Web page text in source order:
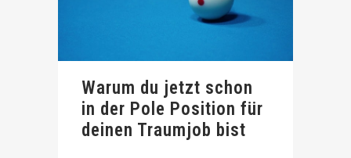
Warum du jetzt schon
in der Pole Position für
deinen Traumjob bist